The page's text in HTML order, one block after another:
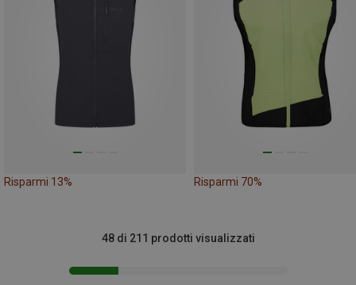
Risparmi 13% Risparmi 70%
48 di 211 prodotti visualizzati